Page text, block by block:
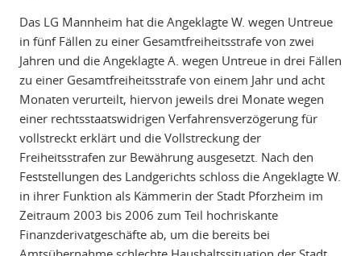
Das LG Mannheim hat die Angeklagte W. wegen Untreue
in fünf Fällen zu einer Gesamtfreiheitsstrafe von zwei
Jahren und die Angeklagte A. wegen Untreue in drei Fällen
zu einer Gesamtfreiheitsstrafe von einem Jahr und acht
Monaten verurteilt, hiervon jeweils drei Monate wegen
einer rechtsstaatswidrigen Verfahrensverzögerung für
vollstreckt erklärt und die Vollstreckung der
Freiheitsstrafen zur Bewährung ausgesetzt. Nach den
Feststellungen des Landgerichts schloss die Angeklagte W.
in ihrer Funktion als Kämmerin der Stadt Pforzheim im
Zeitraum 2003 bis 2006 zum Teil hochriskante
Finanzderivatgeschäfte ab, um die bereits bei